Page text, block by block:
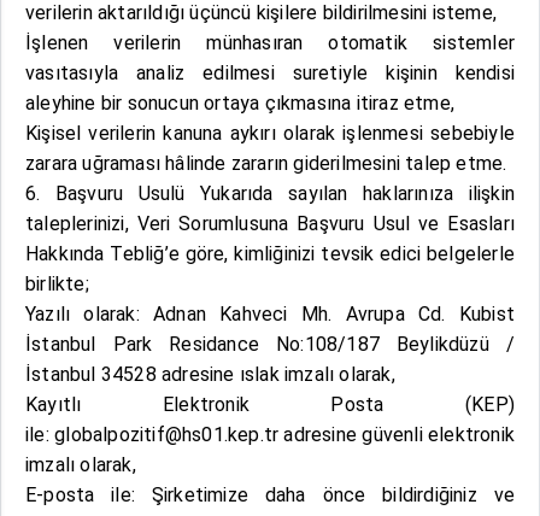
verilerin aktarıldığı üçüncü kişilere bildirilmesini isteme,
İşlenen verilerin münhasıran otomatik sistemler
vasıtasıyla analiz edilmesi suretiyle kişinin kendisi
aleyhine bir sonucun ortaya çıkmasına itiraz etme,
Kişisel verilerin kanuna aykırı olarak işlenmesi sebebiyle
zarara uğraması hâlinde zararın giderilmesini talep etme.
6. Başvuru Usulü Yukarıda sayılan haklarınıza ilişkin
taleplerinizi, Veri Sorumlusuna Başvuru Usul ve Esasları
Hakkında Tebliğ’e göre, kimliğinizi tevsik edici belgelerle
birlikte;
Yazılı olarak: Adnan Kahveci Mh. Avrupa Cd. Kubist
İstanbul Park Residance No:108/187 Beylikdüzü /
İstanbul 34528 adresine ıslak imzalı olarak,
Kayıtlı Elektronik Posta (KEP)
ile:globalpozitif@hs01.kep.tr adresine güvenli elektronik
imzalı olarak,
E-posta ile: Şirketimize daha önce bildirdiğiniz ve